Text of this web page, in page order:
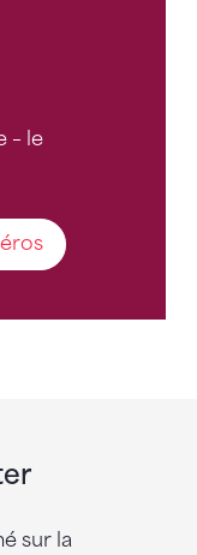
– le
sur la